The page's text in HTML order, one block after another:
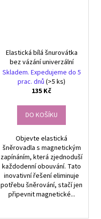
Elastická bílá šnurovátka
bez vázání univerzální
Skladem. Expedujeme do 5
prac. dnů (>5 ks)
135 Kč
DO KOŠÍKU
Objevte elastická
šněrovadla s magnetickým
zapínáním, která zjednoduší
každodenní obouvání. Tato
inovativní řešení eliminuje
potřebu šněrování, stačí jen
připevnit magnetické...